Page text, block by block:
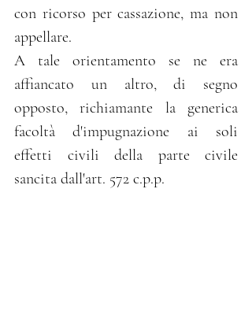
con ricorso per cassazione, ma non
appellare.
A tale orientamento se ne era
affiancato un altro, di segno
opposto, richiamante la generica
facoltà d'impugnazione ai soli
effetti civili della parte civile
sancita dall'art. 572 c.p.p.